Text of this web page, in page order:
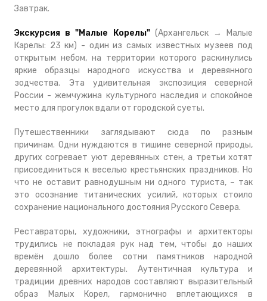
Завтрак.
Экскурсия в "Малые Корелы"(Архангельск → Малые
Карелы: 23 км) - один из самых известных музеев под
открытым небом, на территории которого раскинулись
яркие образцы народного искусства и деревянного
зодчества. Эта удивительная экспозиция северной
России - жемчужина культурного наследия и спокойное
место для прогулок вдали от городской суеты.
Путешественники заглядывают сюда по разным
причинам. Одни нуждаются в тишине северной природы,
других согревает уют деревянных стен, а третьи хотят
присоединиться к веселью крестьянских праздников. Но
что не оставит равнодушным ни одного туриста, – так
это осознание титанических усилий, которых стоило
сохранение национального достояния Русского Севера.
Реставраторы, художники, этнографы и архитекторы
трудились не покладая рук над тем, чтобы до наших
времён дошло более сотни памятников народной
деревянной архитектуры. Аутентичная культура и
традиции древних народов составляют выразительный
образ Малых Корел, гармонично вплетающихся в